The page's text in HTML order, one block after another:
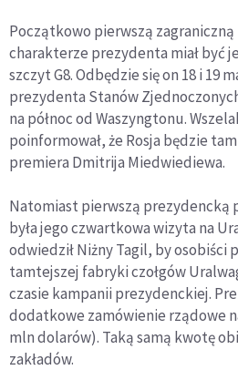
Początkowo pierwszą
charakterze prezydenta miał być
szczyt G8. Odbędzie się on 18 i 19
prezydenta Stanów
na północ od Waszyngtonu.
poinformował, że Rosja będzie
premiera Dmitrija Miedwiediewa.
Natomiast pierwszą prezydencką
była jego czwartkowa wizyta na
odwiedził Niżny Tagil, by
tamtejszej fabryki czołgów
czasie kampanii prezydenckiej.
dodatkowe zamówienie rządowe
mln dolarów). Taką samą kwotę
zakładów.